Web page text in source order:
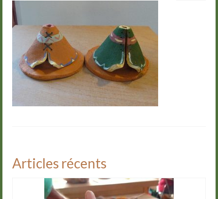
Cours de poterie
Groupes
Livre d’or
Contact
Articles récents